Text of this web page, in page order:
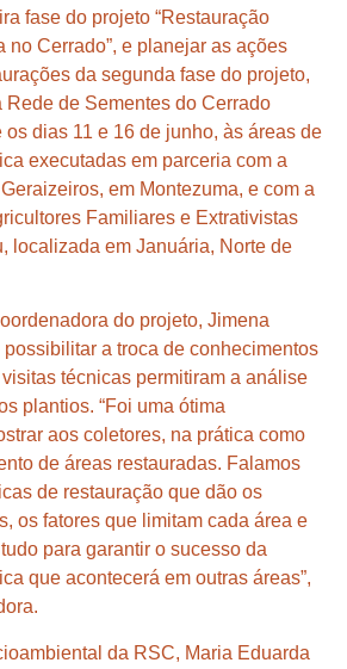
fase do projeto “Restauração
no Cerrado”, e planejar as ações
da segunda fase do projeto,
de Sementes do Cerrado
os dias 11 e 16 de junho, às áreas de
executadas em parceria com a
em Montezuma, e com a
Familiares e Extrativistas
localizada em Januária, Norte de
do projeto, Jimena
a troca de conhecimentos
técnicas permitiram a análise
plantios. “Foi uma ótima
aos coletores, na prática como
de áreas restauradas. Falamos
de restauração que dão os
os fatores que limitam cada área e
para garantir o sucesso da
que acontecerá em outras áreas”,
da RSC, Maria Eduarda